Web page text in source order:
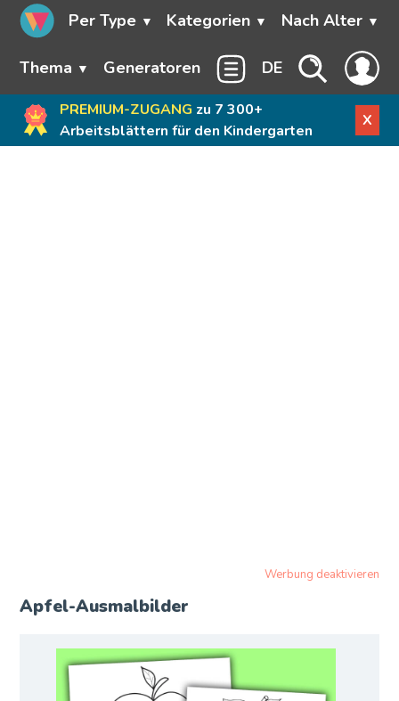
Per Type Kategorien Nach Alter
Thema Generatoren DE
PREMIUM-ZUGANG zu 7 300+
Arbeitsblättern für den Kindergarten
X
Werbung deaktivieren
Apfel-Ausmalbilder